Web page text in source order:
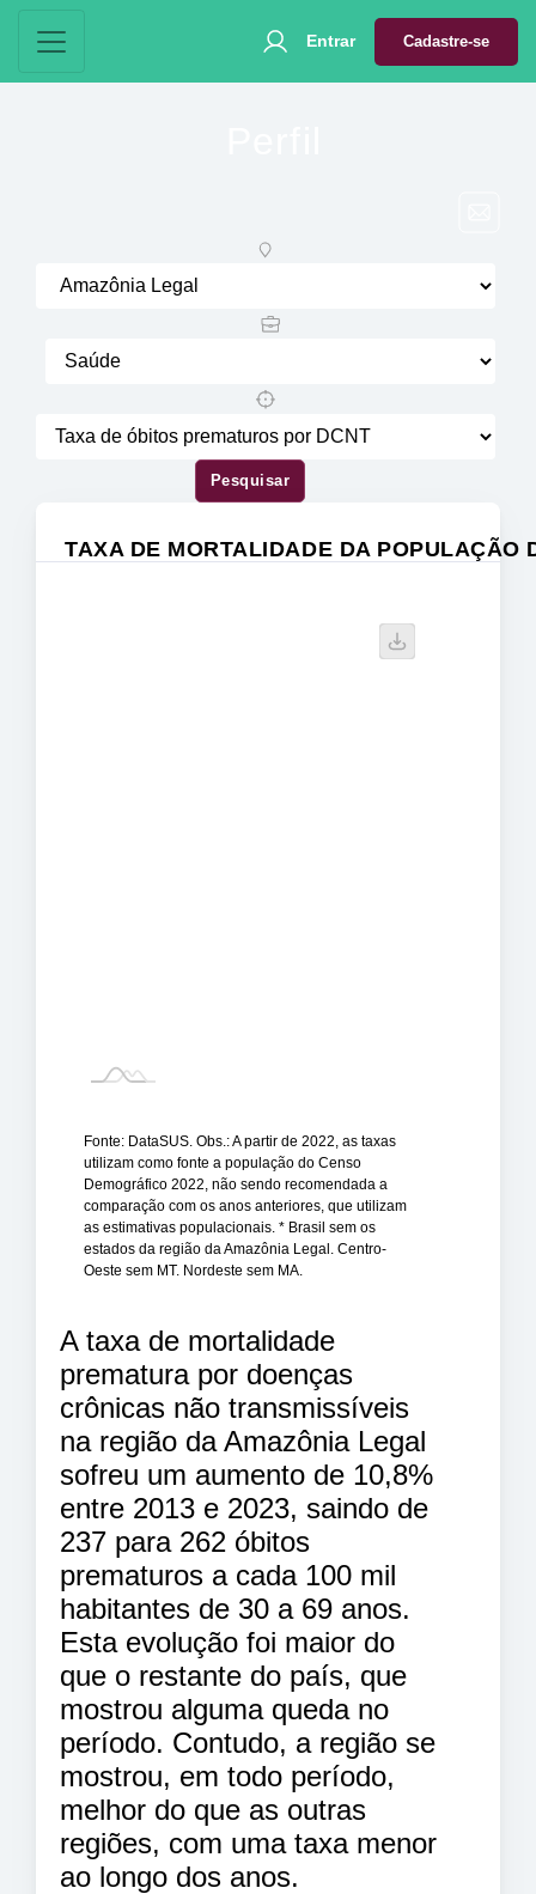
Entrar Cadastre-se
Pesquisar
TAXA DE MORTALIDADE DA POPULAÇÃO
Fonte: DataSUS. Obs.: A partir de 2022, as taxas
utilizam como fonte a população do Censo
Demográfico 2022, não sendo recomendada a
comparação com os anos anteriores, que utilizam
as estimativas populacionais. * Brasil sem os
estados da região da Amazônia Legal. Centro-
Oeste sem MT. Nordeste sem MA.
A taxa de mortalidade
prematura por doenças
crônicas não transmissíveis
na região da Amazônia Legal
sofreu um aumento de 10,8%
entre 2013 e 2023, saindo de
237 para 262 óbitos
prematuros a cada 100 mil
habitantes de 30 a 69 anos.
Esta evolução foi maior do
que o restante do país, que
mostrou alguma queda no
período. Contudo, a região se
mostrou, em todo período,
melhor do que as outras
regiões, com uma taxa menor
ao longo dos anos.